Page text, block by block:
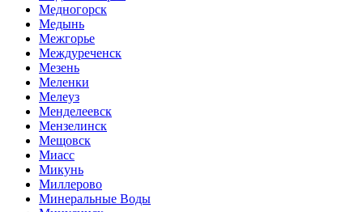
Медногорск
Медынь
Межгорье
Междуреченск
Мезень
Меленки
Мелеуз
Менделеевск
Мензелинск
Мещовск
Миасс
Микунь
Миллерово
Минеральные Воды